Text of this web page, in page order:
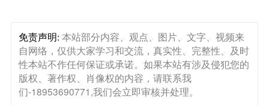
免责声明: 本站部分内容、观点、图片、文字、视频来
自网络，仅供大家学习和交流，真实性、完整性、及时
性本站不作任何保证或承诺。如果本站有涉及侵犯您的
版权、著作权、肖像权的内容，请联系我
们-18953690771,我们会立即审核并处理。